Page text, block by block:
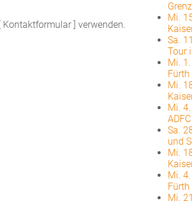
Kontaktformular ] verwenden.
Mi.
Sa.
Tour
Mi.
Fürth
Mi.
Mi.
Sa.
und
Mi.
Mi.
Fürth
Mi.